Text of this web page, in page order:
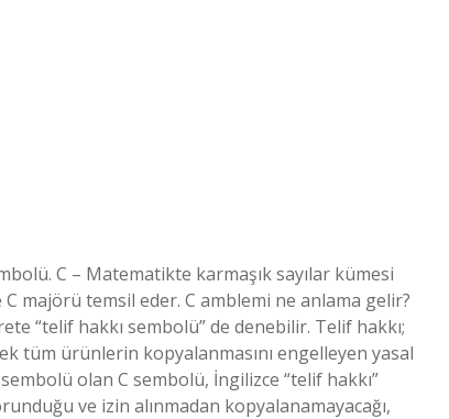
C – Matematikte karmaşık sayılar kümesi
C majörü temsil eder. C amblemi ne anlama gelir?
“telif hakkı sembolü” de denebilir. Telif hakkı;
tüm ürünlerin kopyalanmasını engelleyen yasal
olan C sembolü, İngilizce “telif hakkı”
ve izin alınmadan kopyalanamayacağı,